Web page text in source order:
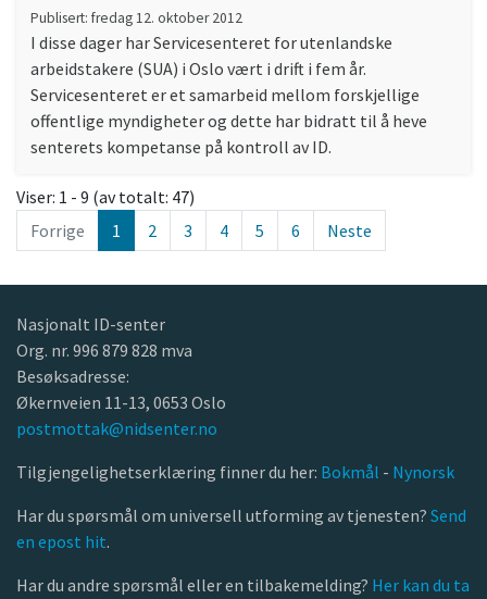
Publisert: fredag 12. oktober 2012
I disse dager har Servicesenteret for utenlandske
arbeidstakere (SUA) i Oslo vært i drift i fem år.
Servicesenteret er et samarbeid mellom forskjellige
offentlige myndigheter og dette har bidratt til å heve
senterets kompetanse på kontroll av ID.
Viser: 1 - 9 (av totalt: 47)
Forrige
1 2 3 4 5 6 Neste
Nasjonalt ID-senter
Org. nr. 996 879 828 mva
Besøksadresse:
Økernveien 11-13, 0653 Oslo
postmottak@nidsenter.no
Tilgjengelighetserklæring finner du her: Bokmål - Nynorsk
Har du spørsmål om universell utforming av tjenesten? Send
en epost hit.
Har du andre spørsmål eller en tilbakemelding? Her kan du ta